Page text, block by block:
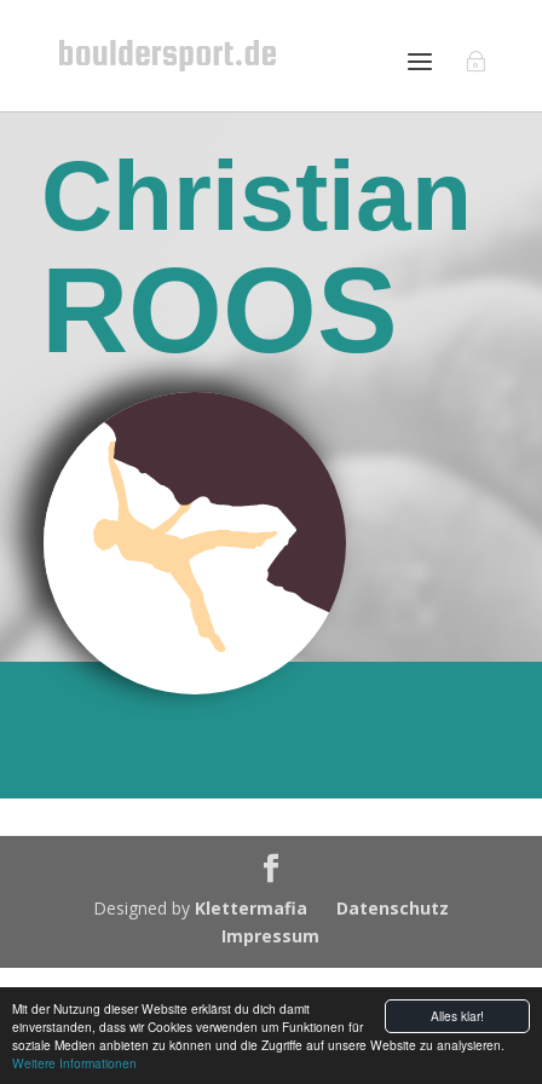
Alles klar!
Mit der Nutzung dieser Website erklärst du dich damit
einverstanden, dass wir Cookies verwenden um Funktionen für
soziale Medien anbieten zu können und die Zugriffe auf unsere Website zu analysieren.
Weitere Informationen
Christian
ROOS
Designed by Klettermafia
Datenschutz
Impressum